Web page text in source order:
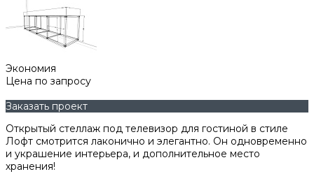
Экономия
Цена по запросу
Заказать проект
Открытый стеллаж под телевизор для гостиной в стиле
Лофт смотрится лаконично и элегантно. Он одновременно
и украшение интерьера, и дополнительное место
хранения!